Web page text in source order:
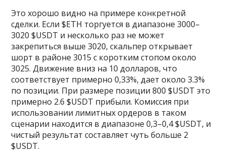
Это хорошо видно на примере конкретной
сделки. Если $ETH торгуется в диапазоне 3000–
3020 $USDT и несколько раз не может
закрепиться выше 3020, скальпер открывает
шорт в районе 3015 с коротким стопом около
3025. Движение вниз на 10 долларов, что
соответствует примерно 0,33%, дает около 3.3%
по позиции. При размере позиции 800 $USDT это
примерно 2.6 $USDT прибыли. Комиссия при
использовании лимитных ордеров в таком
сценарии находится в диапазоне 0,3–0,4 $USDT, и
чистый результат составляет чуть больше 2
$USDT.